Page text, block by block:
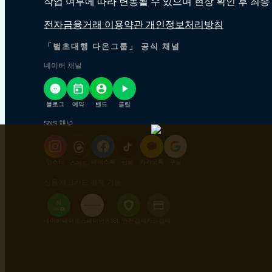
전자금융거래 이용약관 개인정보처리방침
「벌초대행 다온그룹」 공식 채널
네이버 채널
블로그 예약 밴드 클립
SNS 채널
N